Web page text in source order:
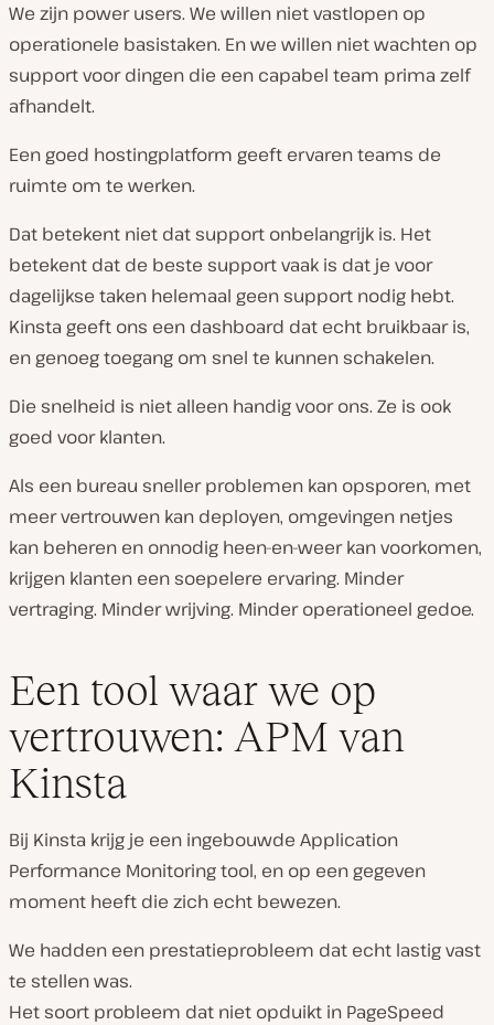
We zijn power users. We willen niet vastlopen op
operationele basistaken. En we willen niet wachten op
support voor dingen die een capabel team prima zelf
afhandelt.
Een goed hostingplatform geeft ervaren teams de
ruimte om te werken.
Dat betekent niet dat support onbelangrijk is. Het
betekent dat de beste support vaak is dat je voor
dagelijkse taken helemaal geen support nodig hebt.
Kinsta geeft ons een dashboard dat echt bruikbaar is,
en genoeg toegang om snel te kunnen schakelen.
Die snelheid is niet alleen handig voor ons. Ze is ook
goed voor klanten.
Als een bureau sneller problemen kan opsporen, met
meer vertrouwen kan deployen, omgevingen netjes
kan beheren en onnodig heen-en-weer kan voorkomen,
krijgen klanten een soepelere ervaring. Minder
vertraging. Minder wrijving. Minder operationeel gedoe.
Een tool waar we op
vertrouwen: APM van
Kinsta
Bij Kinsta krijg je een ingebouwde Application
Performance Monitoring tool, en op een gegeven
moment heeft die zich echt bewezen.
We hadden een prestatieprobleem dat echt lastig vast
te stellen was.
Het soort probleem dat niet opduikt in PageSpeed